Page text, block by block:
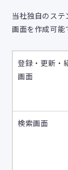
当社独自のス
画面を作成可能
登録・更新・
画面
検索画面